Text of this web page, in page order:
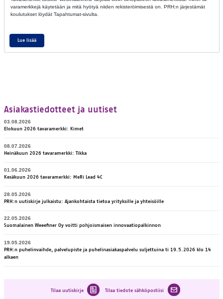
va­ra­merk­ke­jä käy­te­tään ja mitä hyö­tyä nii­den re­kis­te­röi­mi­ses­tä on. PRH:n jär­jes­tä­mät
kou­lu­tuk­set löy­dät Ta­pah­tu­mat-si­vul­ta.
Lue lisää
Asiakastiedotteet ja uutiset
03.08.2026
Elokuun 2026 ta­va­ra­merk­ki: Kimet
08.07.2026
Hei­nä­kuun 2026 ta­va­ra­merk­ki: Tik­ka
01.06.2026
Kesäkuun 2026 ta­va­ra­merk­ki: MeRi Lead 4C
28.05.2026
PRH:n uu­tis­kir­je jul­kais­tu: Ajan­koh­tais­ta tie­toa yri­tyk­sil­le ja yh­tei­söil­le
22.05.2026
Suo­ma­lai­nen Weee­fi­ner Oy voit­ti poh­jois­mai­sen in­no­vaa­tio­pal­kin­non
19.05.2026
PRH:n puhelinvaihde, palvelupiste ja puhelinasiakaspalvelu suljettuina ti 19.5.2026 klo 14
alkaen
Tilaa uutiskirje Tilaa tiedote sähköpostiisi